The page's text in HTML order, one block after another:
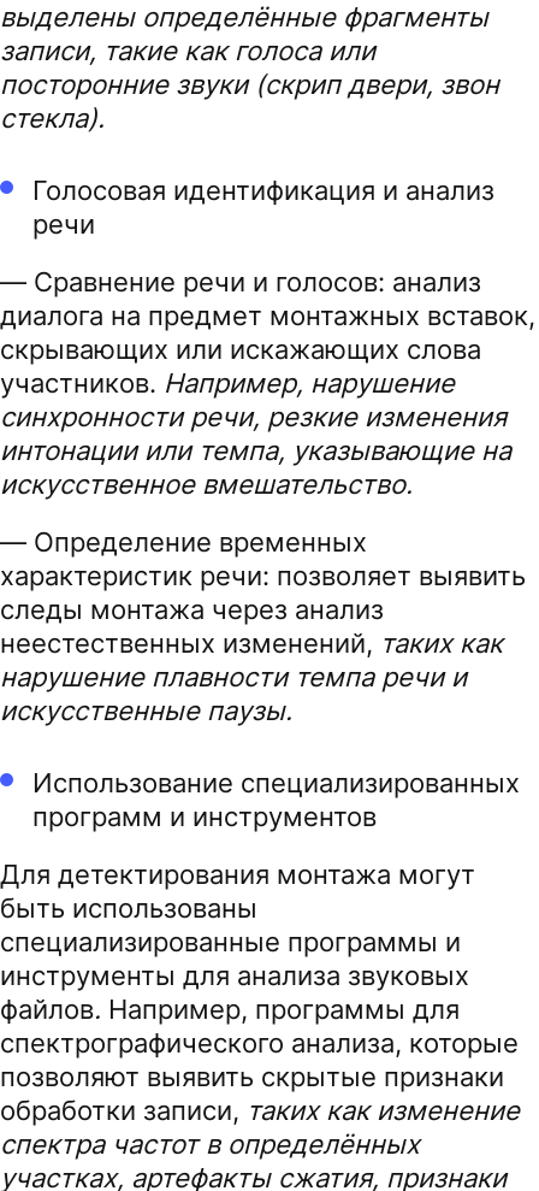
выделены определённые фрагменты
записи, такие как голоса или
посторонние звуки (скрип двери, звон
стекла).
Голосовая идентификация и анализ
речи
— Сравнение речи и голосов: анализ
диалога на предмет монтажных вставок,
скрывающих или искажающих слова
участников. Например, нарушение
синхронности речи, резкие изменения
интонации или темпа, указывающие на
искусственное вмешательство.
— Определение временных
характеристик речи: позволяет выявить
следы монтажа через анализ
неестественных изменений, таких как
нарушение плавности темпа речи и
искусственные паузы.
Использование специализированных
программ и инструментов
Для детектирования монтажа могут
быть использованы
специализированные программы и
инструменты для анализа звуковых
файлов. Например, программы для
спектрографического анализа, которые
позволяют выявить скрытые признаки
обработки записи, таких как изменение
спектра частот в определённых
участках, артефакты сжатия, признаки